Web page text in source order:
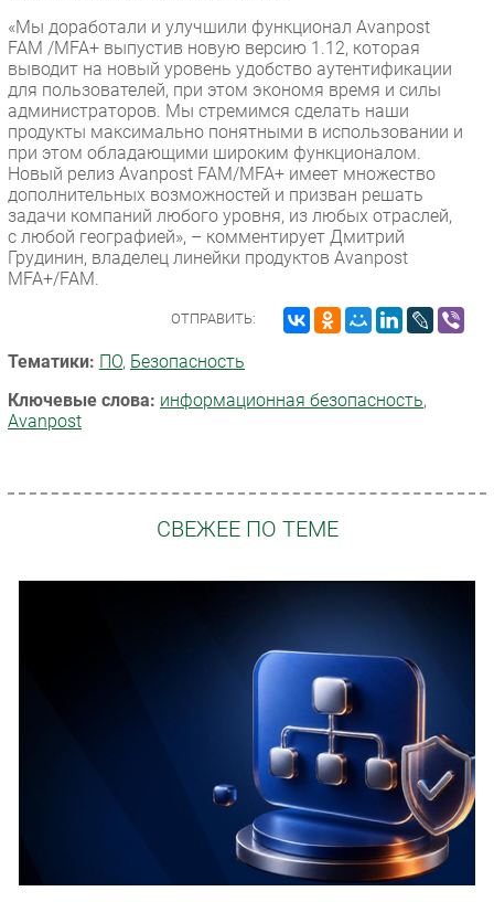
«Мы доработали и улучшили функционал Avanpost
FAM /MFA+ выпустив новую версию 1.12, которая
выводит на новый уровень удобство аутентификации
для пользователей, при этом экономя время и силы
администраторов. Мы стремимся сделать наши
продукты максимально понятными в использовании и
при этом обладающими широким функционалом.
Новый релиз Avanpost FAM/MFA+ имеет множество
дополнительных возможностей и призван решать
задачи компаний любого уровня, из любых отраслей,
с любой географией», – комментирует Дмитрий
Грудинин, владелец линейки продуктов Avanpost
MFA+/FAM.
ОТПРАВИТЬ:
Тематики: ПО, Безопасность
Ключевые слова: информационная безопасность,
Avanpost
СВЕЖЕЕ ПО ТЕМЕ